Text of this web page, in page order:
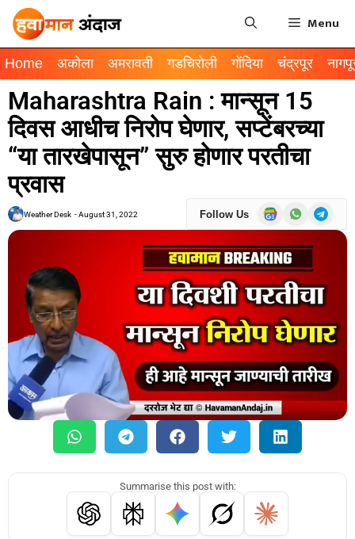
Menu
Home अकोला अमरावती गडचिरोली गोंदिया चंद्रपूर
Maharashtra Rain : मान्सून 15
दिवस आधीच निरोप घेणार, सप्टेंबरच्या
“या तारखेपासून” सुरु होणार परतीचा
प्रवास
Weather Desk -August 31, 2022 Follow Us
Summarise this post with: